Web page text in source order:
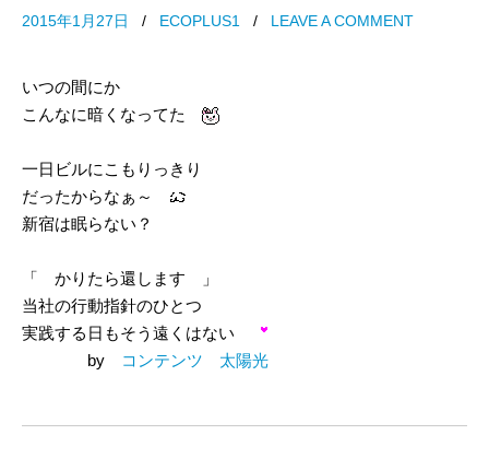
2015年1月27日 / ECOPLUS1 / LEAVE A COMMENT
いつの間にか
こんなに暗くなってた
一日ビルにこもりっきり
だったからなぁ～
新宿は眠らない？
「 かりたら還します 」
当社の行動指針のひとつ
実践する日もそう遠くはない
by
コンテンツ 太陽光